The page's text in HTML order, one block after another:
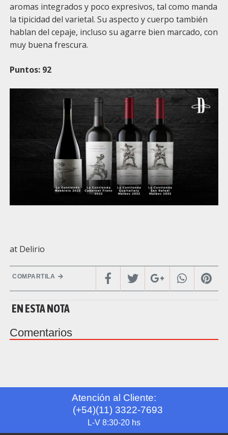
aromas integrados y poco expresivos, tal como manda
la tipicidad del varietal. Su aspecto y cuerpo también
hablan del cepaje, incluso su agarre bien marcado, con
muy buena frescura.
Puntos: 92
at Delirio
COMPARTILA
EN ESTA NOTA
Comentarios
Atención al Cliente:
(+54)(11) 3322-7693
L-V 8:30-20 hs